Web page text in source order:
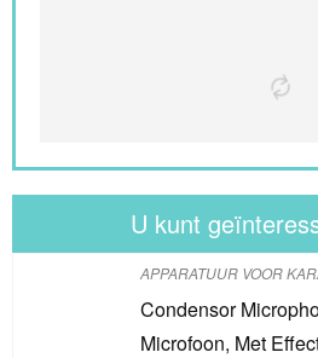
U kunt
APPARATUUR VOOR
Condensor
Microfoon, Met